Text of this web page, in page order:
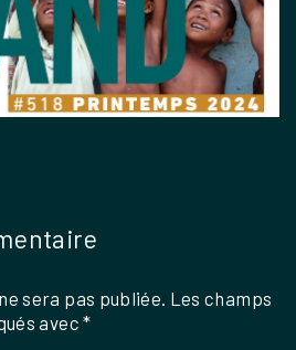
sera pas publiée. Les champs
avec*